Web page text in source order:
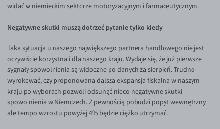
EUR/DKK
EUR/NOK
EUR/AUD
EUR/BGN
EUR/CAD
EUR/CNY
widać w niemieckim sektorze motoryzacyjnym i farmaceutycznym.
Negatywne skutki muszą dotrzeć pytanie tylko kiedy
Taka sytuacja u naszego największego partnera handlowego nie jest
oczywiście korzystna i dla naszego kraju. Wydaje się, że już pierwsze
sygnały spowolnienia są widoczne po danych za sierpień. Trudno
wyrokować, czy proponowana dalsza ekspansja fiskalna w naszym
kraju po wyborach pozwoli odsunąć nieco negatywne skutki
spowolnienia w Niemczech. Z pewnością pobudzi popyt wewnętrzny
ale tempo wzrostu powyżej 4% będzie ciężko utrzymać.